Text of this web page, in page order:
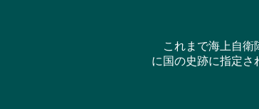
これまで海上自衛
に国の史跡に指定さ